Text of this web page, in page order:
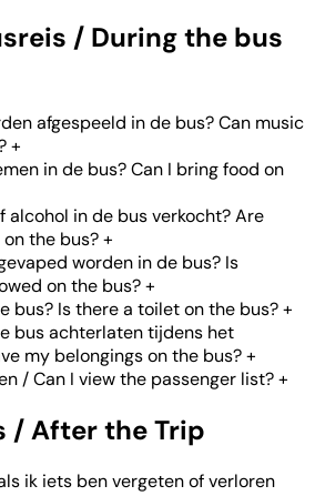
/ During the bus
afgespeeld in de bus? Can music
+
in de bus? Can I bring food on
alcohol in de bus verkocht? Are
the bus?+
worden in de bus? Is
on the bus?+
bus? Is there a toilet on the bus?+
bus achterlaten tijdens het
my belongings on the bus?+
/ Can I view the passenger list?+
/ After the Trip
ik iets ben vergeten of verloren